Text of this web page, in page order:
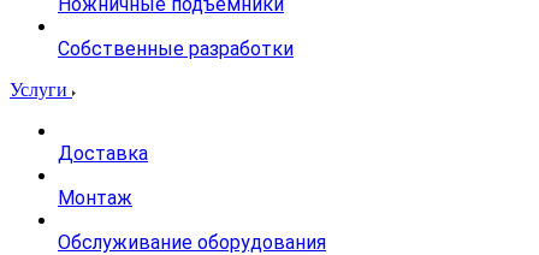
Собственные разработки
Услуги
Доставка
Монтаж
Обслуживание оборудования